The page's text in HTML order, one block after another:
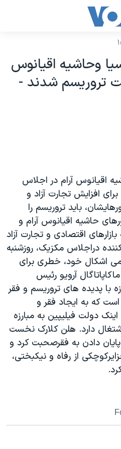
ایران
وحاشيه اقيانوس
تروريسم شدند -
اقيانوس آرام در اجلاس
افزايش تجارت آزاد و
بايد تروريسم را
حاشيه اقيانوس آرام و
اقتصادی و تجارت آزاد
دراجلاس مکزيک، روزشنبه
اشکال خود، خطری برای
آرويو رئيس
با پديده های تروريسم و فقر
که به ايجاد فقر و
دولت فيليپين به مبارزه
دارد. هلن کلارک نخست
پايان دادن به فقرصحبت کرد و
از رفاه و نيکبختی،